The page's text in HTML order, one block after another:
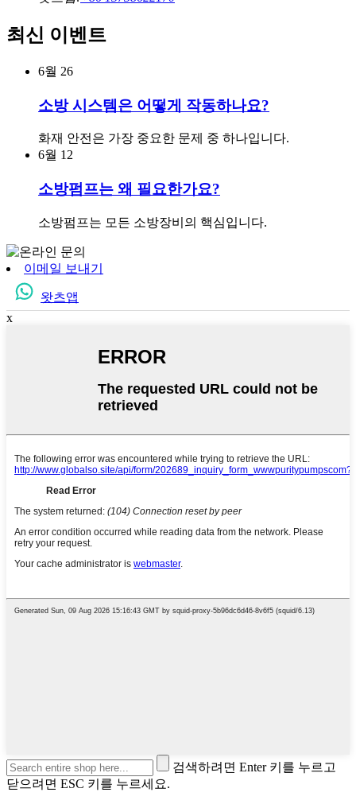
최신 이벤트
6월 26
소방 시스템은 어떻게 작동하나요?
화재 안전은 가장 중요한 문제 중 하나입니다.
6월 12
소방펌프는 왜 필요한가요?
소방펌프는 모든 소방장비의 핵심입니다.
이메일 보내기
왓츠앱
x
검색하려면 Enter 키를 누르고
닫으려면 ESC 키를 누르세요.